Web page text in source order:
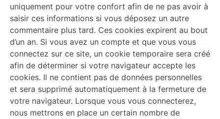
uniquement pour votre confort afin de ne pas avoir à
saisir ces informations si vous déposez un autre
commentaire plus tard. Ces cookies expirent au bout
d’un an. Si vous avez un compte et que vous vous
connectez sur ce site, un cookie temporaire sera créé
afin de déterminer si votre navigateur accepte les
cookies. Il ne contient pas de données personnelles
et sera supprimé automatiquement à la fermeture de
votre navigateur. Lorsque vous vous connecterez,
nous mettrons en place un certain nombre de